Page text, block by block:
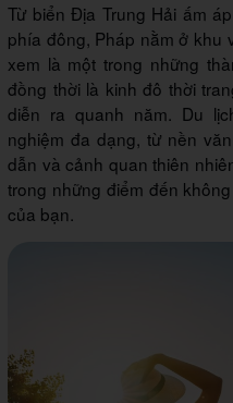
Từ biển Địa Trung Hải ấm
phía đông, Pháp nằm ở khu
xem là một trong những
đồng thời là kinh đô thời
diễn ra quanh năm. Du
nghiệm đa dạng, từ nền
dẫn và cảnh quan thiên
trong những điểm đến
của bạn.